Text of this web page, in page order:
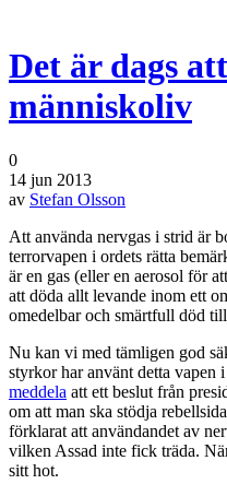
Det är dags
människoliv
0
14 jun 2013
av Stefan Olsson
Att använda nervgas i strid är
terrorvapen i ordets rätta
är en gas (eller en aerosol för
att döda allt levande inom ett
omedelbar och smärtfull död
Nu kan vi med tämligen god
styrkor har använt detta
meddela att ett beslut från
om att man ska stödja
förklarat att användandet av
vilken Assad inte fick träda.
sitt hot.